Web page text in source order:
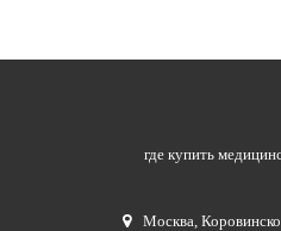
где купить
Москва,